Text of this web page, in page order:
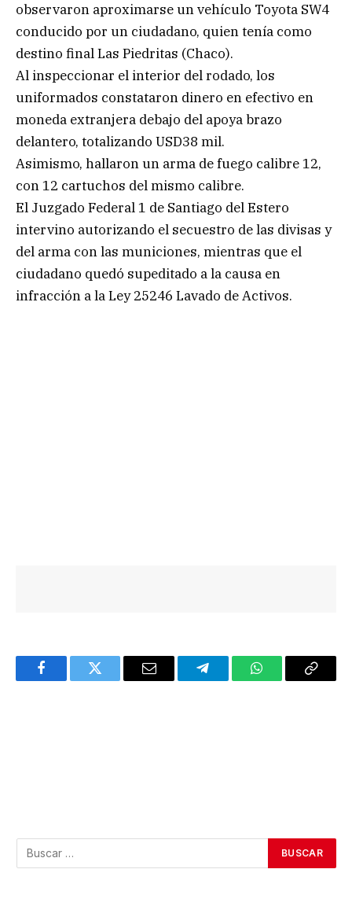
observaron aproximarse un vehículo Toyota SW4
conducido por un ciudadano, quien tenía como
destino final Las Piedritas (Chaco).
Al inspeccionar el interior del rodado, los
uniformados constataron dinero en efectivo en
moneda extranjera debajo del apoya brazo
delantero, totalizando USD38 mil.
Asimismo, hallaron un arma de fuego calibre 12,
con 12 cartuchos del mismo calibre.
El Juzgado Federal 1 de Santiago del Estero
intervino autorizando el secuestro de las divisas y
del arma con las municiones, mientras que el
ciudadano quedó supeditado a la causa en
infracción a la Ley 25246 Lavado de Activos.
FacebookTwitter Email TelegramWhatsAppCopy